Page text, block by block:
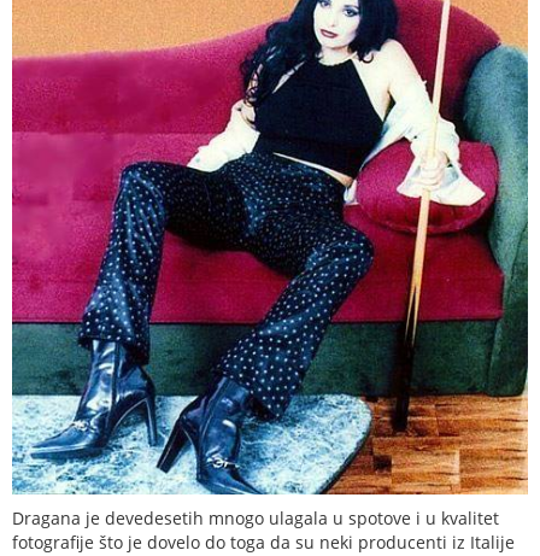
Dragana je devedesetih mnogo ulagala u spotove i u kvalitet
fotografije što je dovelo do toga da su neki producenti iz Italije